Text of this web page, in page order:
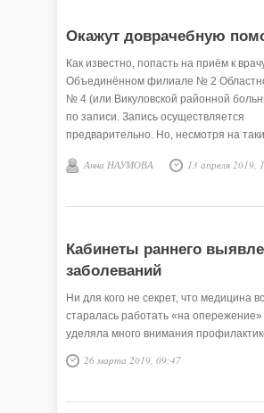
Окажут доврачебную
Как известно, попасть на приём к
Объединённом филиале № 2
№ 4 (или Викуловской районной
по записи. Запись осуществляется
предварительно. Но, несмотря на
оказывают как и прежде.
Анна НАУМОВА 13 апреля 2019,
Кабинеты раннего
заболеваний
Ни для кого не секрет, что медицина
старалась работать «на опережение»
уделяла много внимания
26 марта 2019, 09:47